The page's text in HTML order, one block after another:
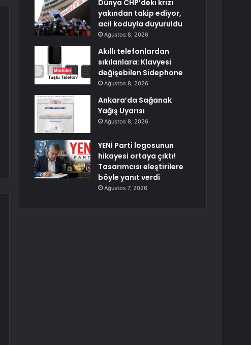
Dünya CHP’deki krizi
yakından takip ediyor,
acil koduyla duyuruldu
Ağustos 8, 2026
Akıllı telefonlardan
sıkılanlara: Klavyesi
değişebilen Sidephone
Ağustos 8, 2026
Ankara’da Sağanak
Yağış Uyarısı
Ağustos 8, 2026
YENİ Parti logosunun
hikayesi ortaya çıktı!
Tasarımcısı eleştirilere
böyle yanıt verdi
Ağustos 7, 2026